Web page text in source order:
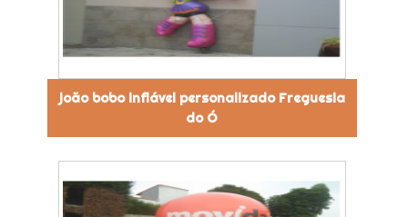
joão bobo inflável personalizado Freguesia
do Ó